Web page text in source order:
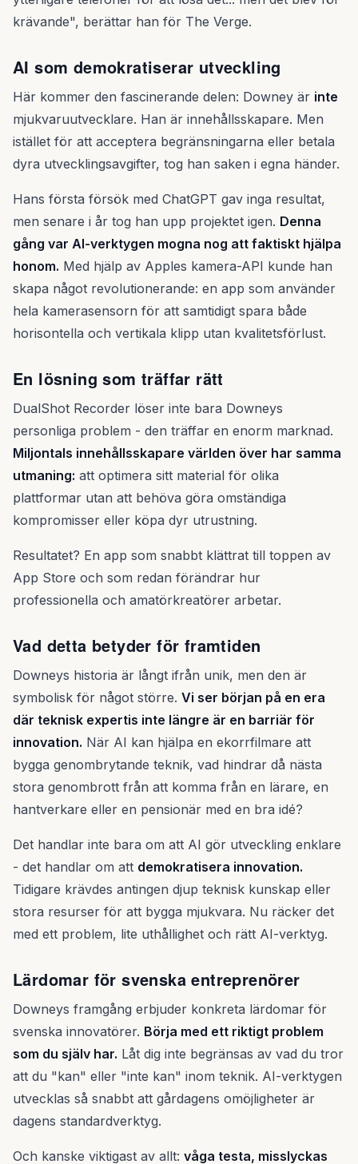
krävande", berättar han för The Verge.
AI som demokratiserar utveckling
Här kommer den fascinerande delen: Downey är inte
mjukvaruutvecklare. Han är innehållsskapare. Men
istället för att acceptera begränsningarna eller betala
dyra utvecklingsavgifter, tog han saken i egna händer.
Hans första försök med ChatGPT gav inga resultat,
men senare i år tog han upp projektet igen. Denna
gång var AI-verktygen mogna nog att faktiskt hjälpa
honom. Med hjälp av Apples kamera-API kunde han
skapa något revolutionerande: en app som använder
hela kamerasensorn för att samtidigt spara både
horisontella och vertikala klipp utan kvalitetsförlust.
En lösning som träffar rätt
DualShot Recorder löser inte bara Downeys
personliga problem - den träffar en enorm marknad.
Miljontals innehållsskapare världen över har samma
utmaning: att optimera sitt material för olika
plattformar utan att behöva göra omständiga
kompromisser eller köpa dyr utrustning.
Resultatet? En app som snabbt klättrat till toppen av
App Store och som redan förändrar hur
professionella och amatörkreatörer arbetar.
Vad detta betyder för framtiden
Downeys historia är långt ifrån unik, men den är
symbolisk för något större. Vi ser början på en era
där teknisk expertis inte längre är en barriär för
innovation. När AI kan hjälpa en ekorrfilmare att
bygga genombrytande teknik, vad hindrar då nästa
stora genombrott från att komma från en lärare, en
hantverkare eller en pensionär med en bra idé?
Det handlar inte bara om att AI gör utveckling enklare
- det handlar om att demokratisera innovation.
Tidigare krävdes antingen djup teknisk kunskap eller
stora resurser för att bygga mjukvara. Nu räcker det
med ett problem, lite uthållighet och rätt AI-verktyg.
Lärdomar för svenska entreprenörer
Downeys framgång erbjuder konkreta lärdomar för
svenska innovatörer. Börja med ett riktigt problem
som du själv har. Låt dig inte begränsas av vad du tror
att du "kan" eller "inte kan" inom teknik. AI-verktygen
utvecklas så snabbt att gårdagens omöjligheter är
dagens standardverktyg.
Och kanske viktigast av allt: våga testa, misslyckas